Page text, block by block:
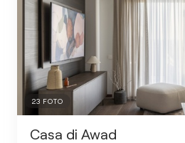
23 FOTO
Casa di Awad